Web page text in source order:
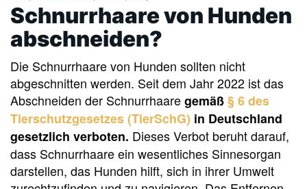
Schnurrhaare von Hunden
abschneiden?
Die Schnurrhaare von Hunden sollten nicht
abgeschnitten werden. Seit dem Jahr 2022 ist das
Abschneiden der Schnurrhaaregemäß§ 6 des
Tierschutzgesetzes (TierSchG) in Deutschland
gesetzlich verboten. Dieses Verbot beruht darauf,
dass Schnurrhaare ein wesentliches Sinnesorgan
darstellen, das Hunden hilft, sich in ihrer Umwelt